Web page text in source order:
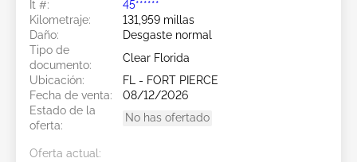
Ít #:
45******
Kilometraje:
131,959 millas
Daño:
Desgaste normal
Tipo de
documento:
Clear Florida
Ubicación:
FL - FORT PIERCE
Fecha de venta:
08/12/2026
Estado de la
oferta:
No has ofertado
Oferta actual: